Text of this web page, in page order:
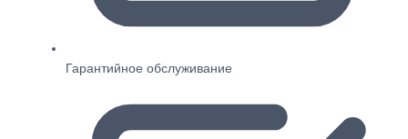
Гарантийное обслуживание